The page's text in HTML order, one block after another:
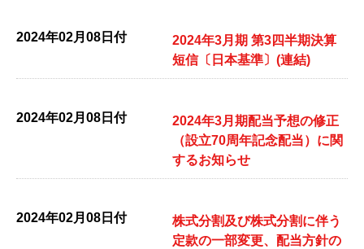
2024年02月08日付
2024年3月期 第3四半期決算
短信〔日本基準〕(連結)
2024年02月08日付
2024年3月期配当予想の修正
（設立70周年記念配当）に関
するお知らせ
2024年02月08日付
株式分割及び株式分割に伴う
定款の一部変更、配当方針の